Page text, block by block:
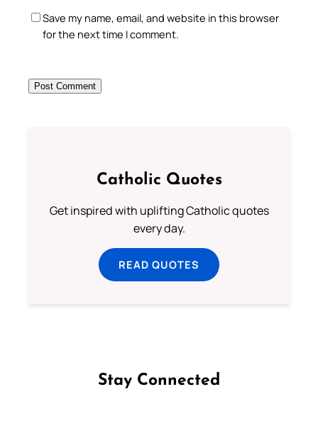
Save my name, email, and website in this browser
for the next time I comment.
Catholic Quotes
Get inspired with uplifting Catholic quotes
every day.
READ QUOTES
Stay Connected